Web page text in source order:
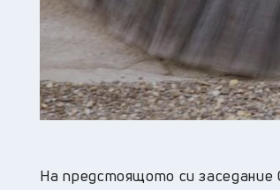
На предстоящото си заседание